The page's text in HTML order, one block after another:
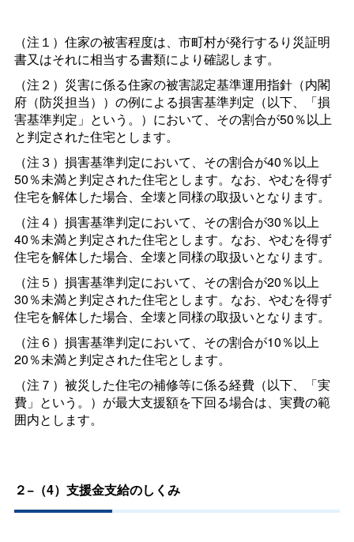
（注１）住家の被害程度は、市町村が発行するり災証明
書又はそれに相当する書類により確認します。
（注２）災害に係る住家の被害認定基準運用指針（内閣
府（防災担当））の例による損害基準判定（以下、「損
害基準判定」という。）において、その割合が50％以上
と判定された住宅とします。
（注３）損害基準判定において、その割合が40％以上
50％未満と判定された住宅とします。なお、やむを得ず
住宅を解体した場合、全壊と同様の取扱いとなります。
（注４）損害基準判定において、その割合が30％以上
40％未満と判定された住宅とします。なお、やむを得ず
住宅を解体した場合、全壊と同様の取扱いとなります。
（注５）損害基準判定において、その割合が20％以上
30％未満と判定された住宅とします。なお、やむを得ず
住宅を解体した場合、全壊と同様の取扱いとなります。
（注６）損害基準判定において、その割合が10％以上
20％未満と判定された住宅とします。
（注７）被災した住宅の補修等に係る経費（以下、「実
費」という。）が最大支援額を下回る場合は、実費の範
囲内とします。
２−（4）支援金支給のしくみ